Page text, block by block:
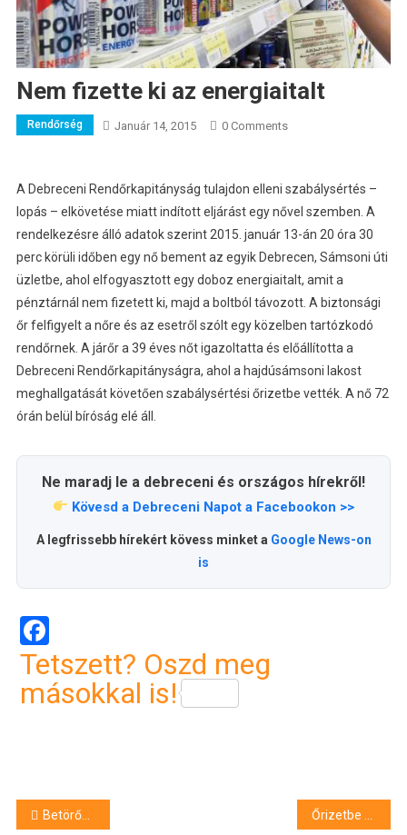
Nem fizette ki az energiaitalt
Rendőrség Január 14, 2015 0 Comments
A Debreceni Rendőrkapitányság tulajdon elleni szabálysértés –
lopás – elkövetése miatt indított eljárást egy nővel szemben. A
rendelkezésre álló adatok szerint 2015. január 13-án 20 óra 30
perc körüli időben egy nő bement az egyik Debrecen, Sámsoni úti
üzletbe, ahol elfogyasztott egy doboz energiaitalt, amit a
pénztárnál nem fizetett ki, majd a boltból távozott. A biztonsági
őr felfigyelt a nőre és az esetről szólt egy közelben tartózkodó
rendőrnek. A járőr a 39 éves nőt igazoltatta és előállította a
Debreceni Rendőrkapitányságra, ahol a hajdúsámsoni lakost
meghallgatását követően szabálysértési őrizetbe vették. A nő 72
órán belül bíróság elé áll.
Ne maradj le a debreceni és országos hírekről!
Kövesd a Debreceni Napot a Facebookon >>
A legfrissebb hírekért kövess minket a Google News-on
is
Facebook
Tetszett? Oszd meg
másokkal is!
Bejegyzés
Betörők rendőrkézen – Kozma Dávidot még keresik